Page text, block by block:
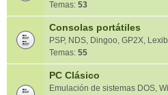
Temas: 53
Consolas portátiles
PSP, NDS, Dingoo, GP2X,
Temas: 55
PC Clásico
Emulación de sistemas DOS,